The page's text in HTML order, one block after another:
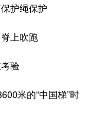
护绳保护
上吹跑
验
米的“中国梯”时